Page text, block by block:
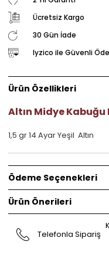
Ücretsiz Kargo
30 Gün İade
Iyzico ile Güvenli
Ürün Özellikleri
Altın Midye Kabuğu
1,5 gr 14 Ayar Yeşil Altın
Ödeme Seçenekleri
Ürün Önerileri
Telefonla Sipariş